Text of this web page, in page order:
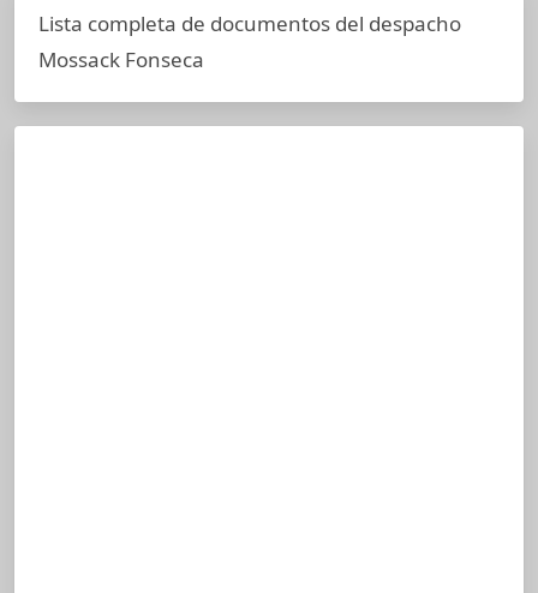
Lista completa de documentos del despacho
Mossack Fonseca